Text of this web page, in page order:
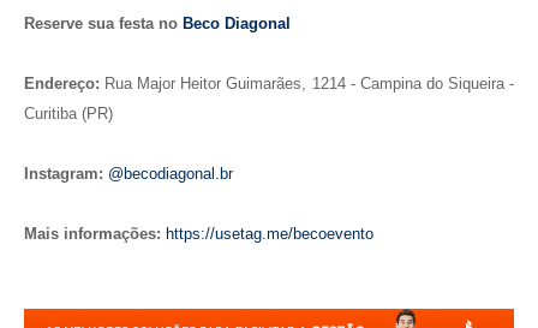
Reserve sua festa no Beco Diagonal
Endereço: Rua Major Heitor Guimarães, 1214 - Campina do Siqueira -
Curitiba (PR)
Instagram: @becodiagonal.br
Mais informações: https://usetag.me/becoevento